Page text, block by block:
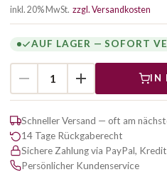
inkl. 20% MwSt. zzgl. Versandkosten
AUF LAGER — SOFORT
IN
Schneller Versand — oft am
14 Tage Rückgaberecht
Sichere Zahlung via PayPal,
Persönlicher Kundenservice